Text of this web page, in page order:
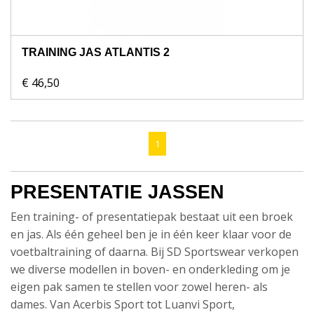
TRAINING JAS ATLANTIS 2
€ 46,50
1
PRESENTATIE JASSEN
Een training- of presentatiepak bestaat uit een broek
en jas. Als één geheel ben je in één keer klaar voor de
voetbaltraining of daarna. Bij SD Sportswear verkopen
we diverse modellen in boven- en onderkleding om je
eigen pak samen te stellen voor zowel heren- als
dames. Van Acerbis Sport tot Luanvi Sport,